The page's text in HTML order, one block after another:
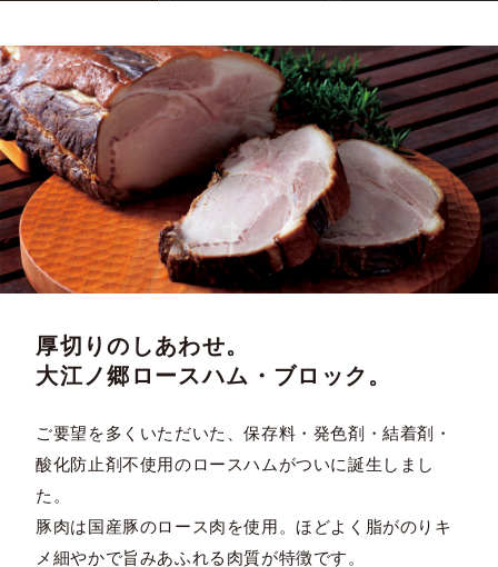
厚切りのしあわせ。
大江ノ郷ロースハム・ブロック。
ご要望を多くいただいた、保存料・発色剤・結着剤・
酸化防止剤不使用のロースハムがついに誕生しまし
た。
豚肉は国産豚のロース肉を使用。ほどよく脂がのりキ
メ細やかで旨みあふれる肉質が特徴です。